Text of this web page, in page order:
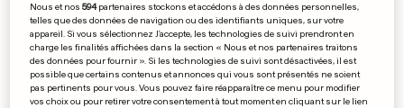
+ DIAPORAMA AU LUXEMBOURG
Les filles et garçons de café
ont fait la course ce week-
end
0 1 0
Nous et nos594partenaires stockons et accédons à des données personnelles,
telles que des données de navigation ou des identifiants uniques, sur votre
appareil. Si vous sélectionnez J'accepte, les technologies de suivi prendront en
charge les finalités affichées dans la section « Nous et nos partenaires traitons
des données pour fournir ». Si les technologies de suivi sont désactivées, il est
possible que certains contenus et annonces qui vous sont présentés ne soient
pas pertinents pour vous. Vous pouvez faire réapparaître ce menu pour modifier
vos choix ou pour retirer votre consentement à tout moment en cliquant sur le lien